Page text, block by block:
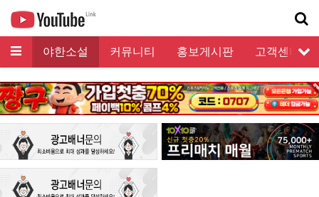
메뉴
음 야한소설 커뮤니티 홍보게시판
고객센터